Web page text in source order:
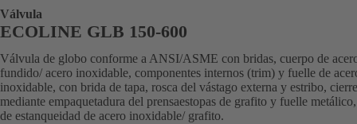
Válvula
ECOLINE GLB 150-600
Válvula de globo conforme a ANSI/ASME con bridas, cuerpo de
fundido/ acero inoxidable, componentes internos (trim) y fuelle de
inoxidable, con brida de tapa, rosca del vástago externa y estribo, cierre
mediante empaquetadura del prensaestopas de grafito y fuelle
de estanqueidad de acero inoxidable/ grafito.